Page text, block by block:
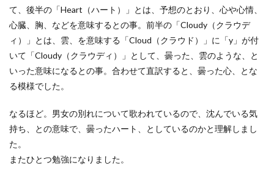
て、後半の「Heart（ハート）」とは、予想のとおり、心や心情、
心臓、胸、などを意味するとの事。前半の「Cloudy（クラウデ
ィ）」とは、雲、を意味する「Cloud（クラウド）」に「y」が付
いて「Cloudy（クラウディ）」として、曇った、雲のような、と
いった意味になるとの事。合わせて直訳すると、曇った心、とな
る模様でした。
なるほど。男女の別れについて歌われているので、沈んでいる気
持ち、との意味で、曇ったハート、としているのかと理解しまし
た。
またひとつ勉強になりました。